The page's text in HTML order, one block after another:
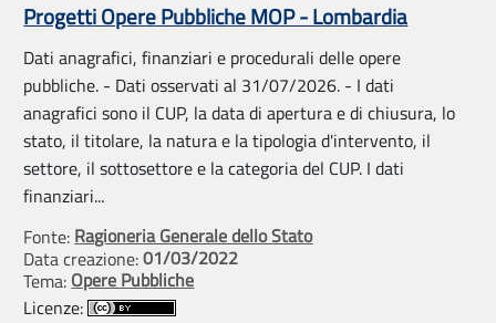
Progetti Opere Pubbliche MOP - Lombardia
Dati anagrafici, finanziari e procedurali delle opere
pubbliche. - Dati osservati al 31/07/2026. - I dati
anagrafici sono il CUP, la data di apertura e di chiusura, lo
stato, il titolare, la natura e la tipologia d'intervento, il
settore, il sottosettore e la categoria del CUP. I dati
finanziari...
Fonte: Ragioneria Generale dello Stato
Data creazione:01/03/2022
Tema: Opere Pubbliche
Licenze: